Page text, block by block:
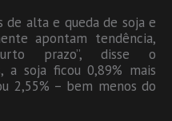
de alta e queda de soja e
apontam tendência,
prazo”, disse o
a soja ficou 0,89% mais
2,55% – bem menos do